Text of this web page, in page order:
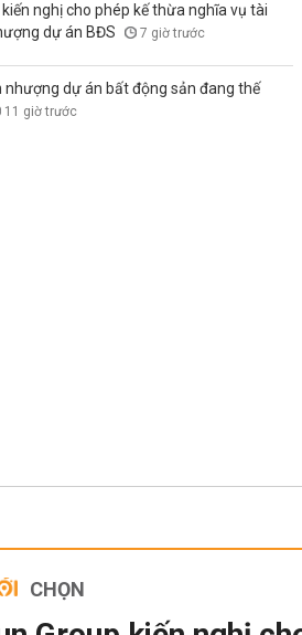
nghị cho phép kế thừa nghĩa vụ tài
dự án BĐS
7 giờ trước
nhượng dự án bất động sản đang thế
11 giờ trước
CHỌN